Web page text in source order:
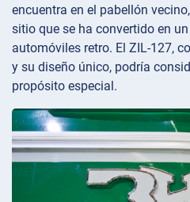
encuentra en el pabellón
sitio que se ha convertido en
automóviles retro. El ZIL-127,
y su diseño único, podría
propósito especial.